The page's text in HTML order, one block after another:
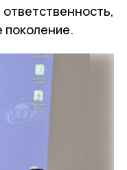
поколение.